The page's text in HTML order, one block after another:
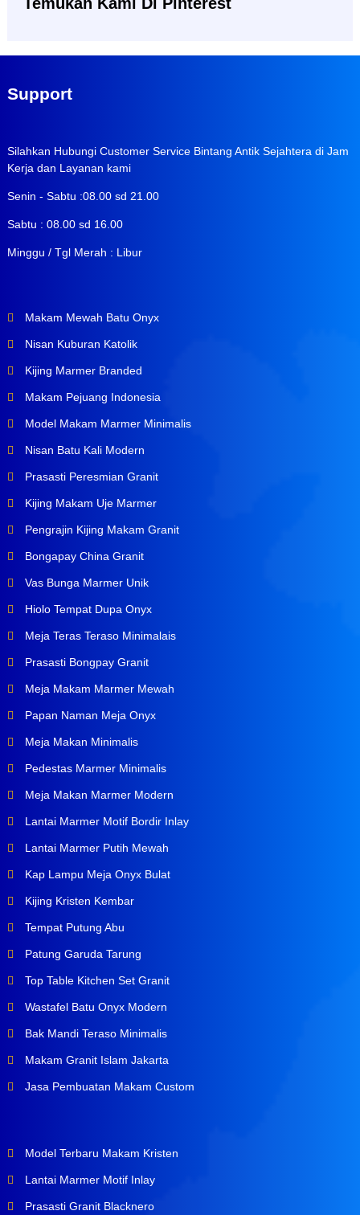
Temukan Kami Di Pinterest
Support
Silahkan Hubungi Customer Service Bintang Antik Sejahtera di Jam
Kerja dan Layanan kami
Senin - Sabtu :08.00 sd 21.00
Sabtu : 08.00 sd 16.00
Minggu / Tgl Merah : Libur
Makam Mewah Batu Onyx
Nisan Kuburan Katolik
Kijing Marmer Branded
Makam Pejuang Indonesia
Model Makam Marmer Minimalis
Nisan Batu Kali Modern
Prasasti Peresmian Granit
Kijing Makam Uje Marmer
Pengrajin Kijing Makam Granit
Bongapay China Granit
Vas Bunga Marmer Unik
Hiolo Tempat Dupa Onyx
Meja Teras Teraso Minimalais
Prasasti Bongpay Granit
Meja Makam Marmer Mewah
Papan Naman Meja Onyx
Meja Makan Minimalis
Pedestas Marmer Minimalis
Meja Makan Marmer Modern
Lantai Marmer Motif Bordir Inlay
Lantai Marmer Putih Mewah
Kap Lampu Meja Onyx Bulat
Kijing Kristen Kembar
Tempat Putung Abu
Patung Garuda Tarung
Top Table Kitchen Set Granit
Wastafel Batu Onyx Modern
Bak Mandi Teraso Minimalis
Makam Granit Islam Jakarta
Jasa Pembuatan Makam Custom
Model Terbaru Makam Kristen
Lantai Marmer Motif Inlay
Prasasti Granit Blacknero